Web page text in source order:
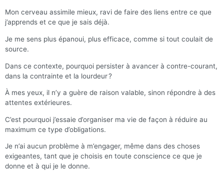
Mon cerveau assimile mieux, ravi de faire des liens entre ce que
j’apprends et ce que je sais déjà.
Je me sens plus épanoui, plus efficace, comme si tout coulait de
source.
Dans ce contexte, pourquoi persister à avancer à contre-courant,
dans la contrainte et la lourdeur ?
À mes yeux, il n’y a guère de raison valable, sinon répondre à des
attentes extérieures.
C’est pourquoi j’essaie d’organiser ma vie de façon à réduire au
maximum ce type d’obligations.
Je n’ai aucun problème à m’engager, même dans des choses
exigeantes, tant que je choisis en toute conscience ce que je
donne et à qui je le donne.